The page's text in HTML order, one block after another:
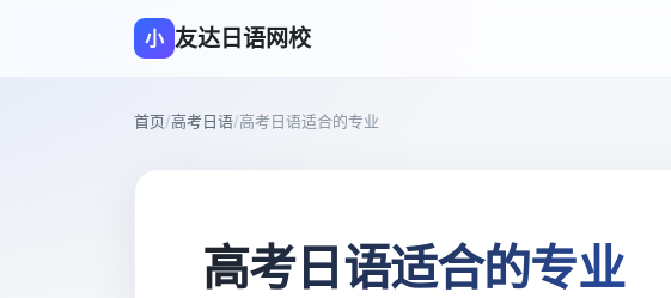
小 友达日语网校
首页/高考日语/高考日语适合的专业
高考日语适合的专业